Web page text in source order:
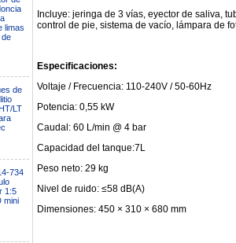
limas
de
LT
734
1:5
mini
Incluye: jeringa de 3 vías, eyector de saliva,
control de pie, sistema de vacío, lámpara de
Especificaciones:
Voltaje / Frecuencia: 110-240V / 50-60Hz
Potencia: 0,55 kW
Caudal: 60 L/min @ 4 bar
Capacidad del tanque:7L
Peso neto: 29 kg
Nivel de ruido: ≤58 dB(A)
Dimensiones: 450 × 310 × 680 mm